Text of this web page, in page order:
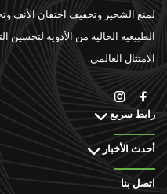
لمنع الشخير وتخفيف احتقان الأنف
الطبيعية الخالية من الأدوية
الامتثال العالمي.
رابط سريع
أحدث الأخبار
اتصل بنا